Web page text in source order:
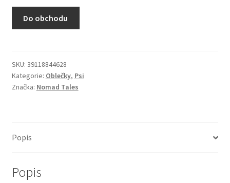
N&D Farmina pro kočky — Italské holistic krmivo
Pamlsky pro kočky
Purizon pro kočky
Veterinární dieta pro kočky
Do obchodu
SKU: 39118844628
Kategorie: Oblečky, Psi
Značka: Nomad Tales
Popis
Popis